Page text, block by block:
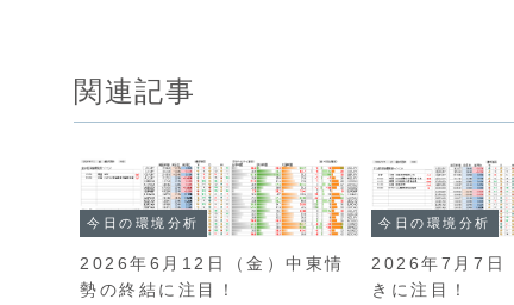
関連記事
今日の環境分析
2026年6月12日（金）中東情
勢の終結に注目！
今日の環境分析
2026年7月7日
きに注目！